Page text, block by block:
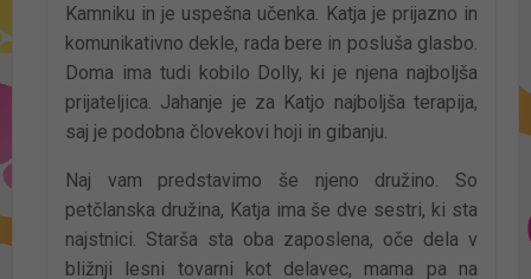
Kamniku in je uspešna učenka. Katja je prijazno in
komunikativno dekle, rada bere in posluša glasbo.
Doma ima tudi kobilo Dolly, ki je njena najboljša
prijateljica. Jahanje je za Katjo najboljša terapija,
saj je podobna človekovi hoji in gibanju.
Naj vam predstavimo še njeno družino. So
petčlanska družina, Katja ima še dve sestri, ki sta
najstnici. Starša sta oba zaposlena, oče dela v
bližnji lesni tovarni kot delavec, mama pa na